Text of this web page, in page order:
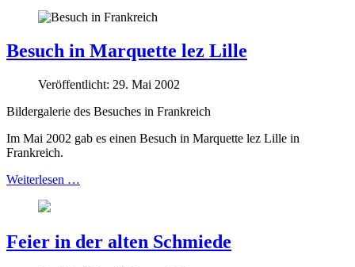
Besuch in Marquette lez Lille
Veröffentlicht: 29. Mai 2002
Bildergalerie des Besuches in Frankreich
Im Mai 2002 gab es einen Besuch in Marquette lez Lille in
Frankreich.
Weiterlesen …
Feier in der alten Schmiede